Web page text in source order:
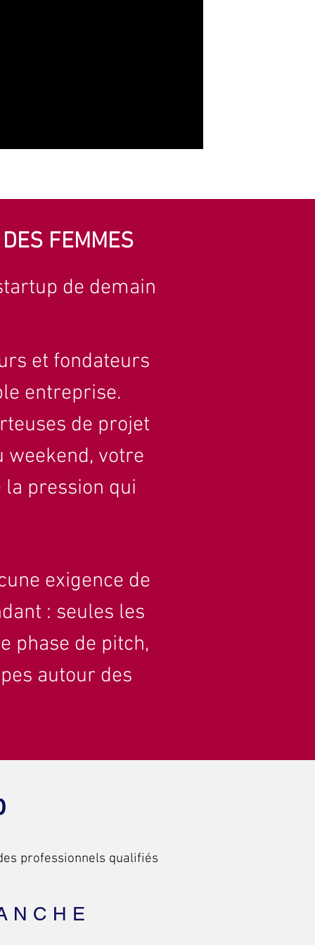
FEMMES
de demain
et fondateurs
entreprise.
de projet
weekend, votre
la pression qui
exigence de
: seules les
phase de pitch,
autour des
professionnels qualifiés